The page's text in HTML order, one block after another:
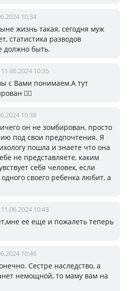
10:34
жизнь такая, сегодня муж
статистика разводов
должно быть.
11.06.2024 10:35
с Вами понимаем.А тут
🤷‍♀️
10:38
он не зомбирован, просто
под свои предпочтения. Я
пошла и знаете что она
не представляете, каким
себя человек, если
своего ребенка любит, а
11.06.2024 10:43
ее еще и пожалеть теперь
10:46
Сестре наследство, а
немощной, то маму вам на